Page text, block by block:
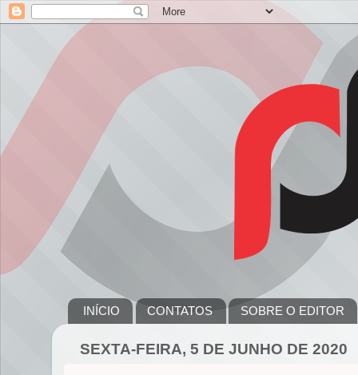
INÍCIO CONTATOS SOBRE O EDITOR
SEXTA-FEIRA, 5 DE JUNHO DE 2020